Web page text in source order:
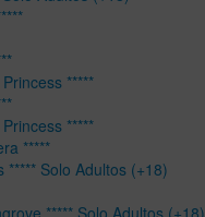
*****
*****
*****
***** Solo Adultos (+18)
***** Solo Adultos (+18)